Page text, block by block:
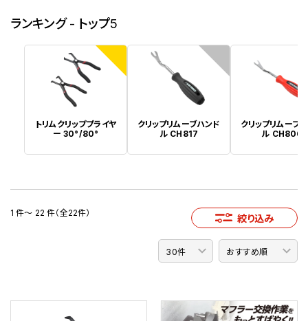
ランキング - トップ5
1
トリムクリッププライヤ
ー 30°/80°
2
クリップリムーブハンド
ル CH817
クリップリムーブ
ル CH806
1 件～ 22 件（全22件） 絞り込み